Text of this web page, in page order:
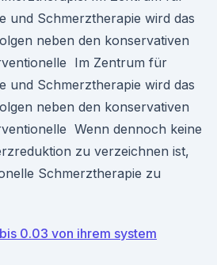
und Schmerztherapie wird das
neben den konservativen
Im Zentrum für
und Schmerztherapie wird das
neben den konservativen
Wenn dennoch keine
zu verzeichnen ist,
Schmerztherapie zu
0.03 von ihrem system